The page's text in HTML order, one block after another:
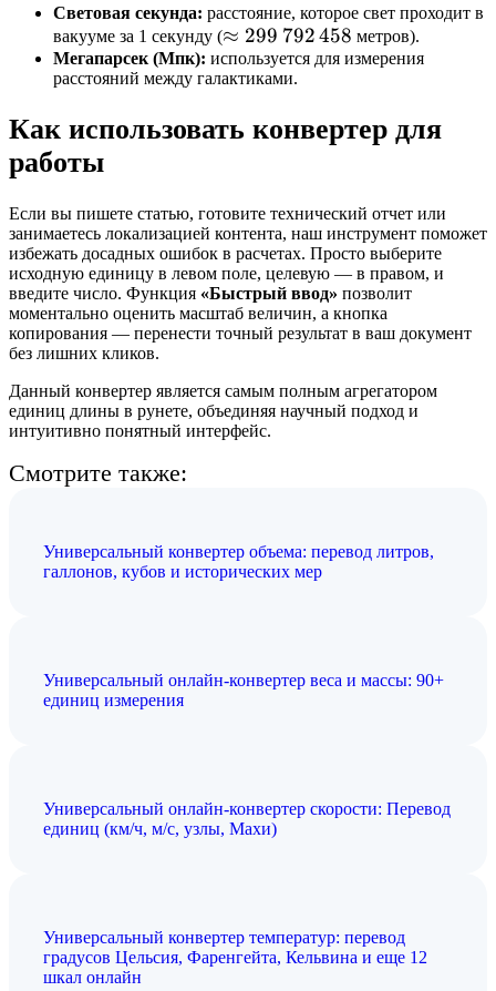
1
5
}
Световая секунда: расстояние, которое свет проходит в
вакууме за 1 секунду (\approx
299\,792\,458
≈ 299 792458 метров).
Мегапарсек (Мпк): используется для измерения
расстояний между галактиками.
Как использовать конвертер для
работы
Если вы пишете статью, готовите технический отчет или
занимаетесь локализацией контента, наш инструмент поможет
избежать досадных ошибок в расчетах. Просто выберите
исходную единицу в левом поле, целевую — в правом, и
введите число. Функция «Быстрый ввод» позволит
моментально оценить масштаб величин, а кнопка
копирования — перенести точный результат в ваш документ
без лишних кликов.
Данный конвертер является самым полным агрегатором
единиц длины в рунете, объединяя научный подход и
интуитивно понятный интерфейс.
Смотрите также:
Универсальный конвертер объема: перевод литров,
галлонов, кубов и исторических мер
Универсальный онлайн-конвертер веса и массы: 90+
единиц измерения
Универсальный онлайн-конвертер скорости: Перевод
единиц (км/ч, м/с, узлы, Махи)
Универсальный конвертер температур: перевод
градусов Цельсия, Фаренгейта, Кельвина и еще 12
шкал онлайн